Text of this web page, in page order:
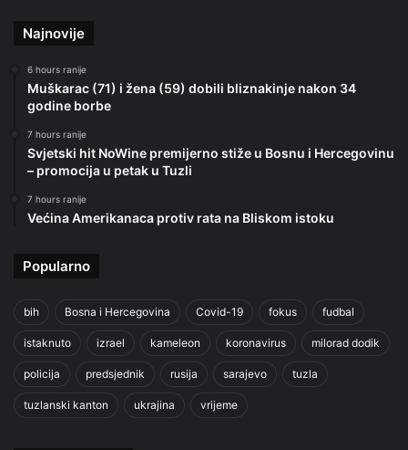
Najnovije
6 hours ranije
Muškarac (71) i žena (59) dobili bliznakinje nakon 34
godine borbe
7 hours ranije
Svjetski hit NoWine premijerno stiže u Bosnu i Hercegovinu
– promocija u petak u Tuzli
7 hours ranije
Većina Amerikanaca protiv rata na Bliskom istoku
Popularno
bih Bosna i Hercegovina Covid-19 fokus fudbal
istaknuto izrael kameleon koronavirus milorad dodik
policija predsjednik rusija sarajevo tuzla
tuzlanski kanton ukrajina vrijeme